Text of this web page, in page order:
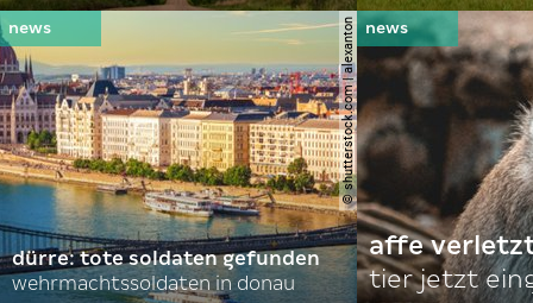
© shutterstock.com | alexanton
dürre: tote soldaten gefunden
wehrmachtssoldaten in donau
affe
tier jetzt